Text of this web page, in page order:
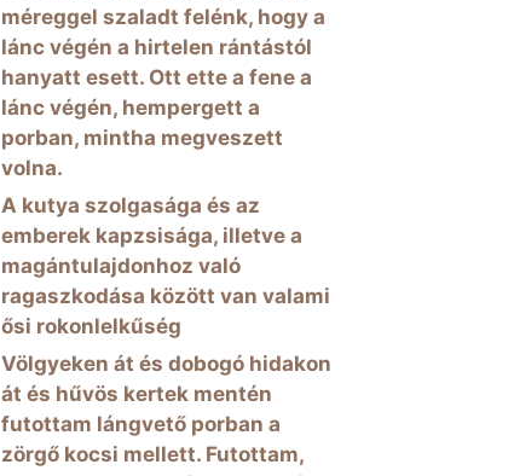
méreggel szaladt felénk, hogy a
lánc végén a hirtelen rántástól
hanyatt esett. Ott ette a fene a
lánc végén, hempergett a
porban, mintha megveszett
volna.
A kutya szolgasága és az
emberek kapzsisága, illetve a
magántulajdonhoz való
ragaszkodása között van valami
ősi rokonlelkűség
Völgyeken át és dobogó hidakon
át és hűvös kertek mentén
futottam lángvető porban a
zörgő kocsi mellett. Futottam,